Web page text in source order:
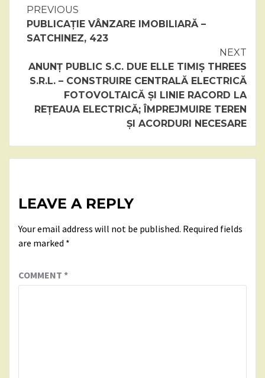
Continue
Reading
PREVIOUS
PUBLICAȚIE VÂNZARE IMOBILIARĂ –
SATCHINEZ, 423
NEXT
ANUNȚ PUBLIC S.C. DUE ELLE TIMIȘ THREES
S.R.L. – CONSTRUIRE CENTRALĂ ELECTRICĂ
FOTOVOLTAICĂ ȘI LINIE RACORD LA
REȚEAUA ELECTRICĂ; ÎMPREJMUIRE TEREN
ȘI ACORDURI NECESARE
LEAVE A REPLY
Your email address will not be published. Required fields
are marked *
COMMENT *